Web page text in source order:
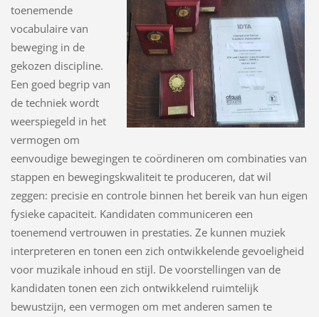
toenemende
vocabulaire van
beweging in de
gekozen discipline.
Een goed begrip van
de techniek wordt
weerspiegeld in het
vermogen om
eenvoudige bewegingen te coördineren om combinaties van
stappen en bewegingskwaliteit te produceren, dat wil
zeggen: precisie en controle binnen het bereik van hun eigen
fysieke capaciteit. Kandidaten communiceren een
toenemend vertrouwen in prestaties. Ze kunnen muziek
interpreteren en tonen een zich ontwikkelende gevoeligheid
voor muzikale inhoud en stijl. De voorstellingen van de
kandidaten tonen een zich ontwikkelend ruimtelijk
bewustzijn, een vermogen om met anderen samen te